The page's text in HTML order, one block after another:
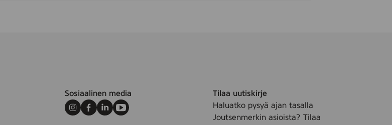
Sosiaalinen media
Instagram
Facebook
LinkedInYoutube
Tilaa uutiskirje
Haluatko pysyä ajan tasalla
Joutsenmerkin asioista? Tilaa